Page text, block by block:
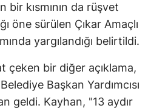
bir kısmının da rüşvet
öne sürülen Çıkar Amaçlı
yargılandığı belirtildi.
çeken bir diğer açıklama,
Başkan Yardımcısı
geldi. Kayhan, "13 aydır